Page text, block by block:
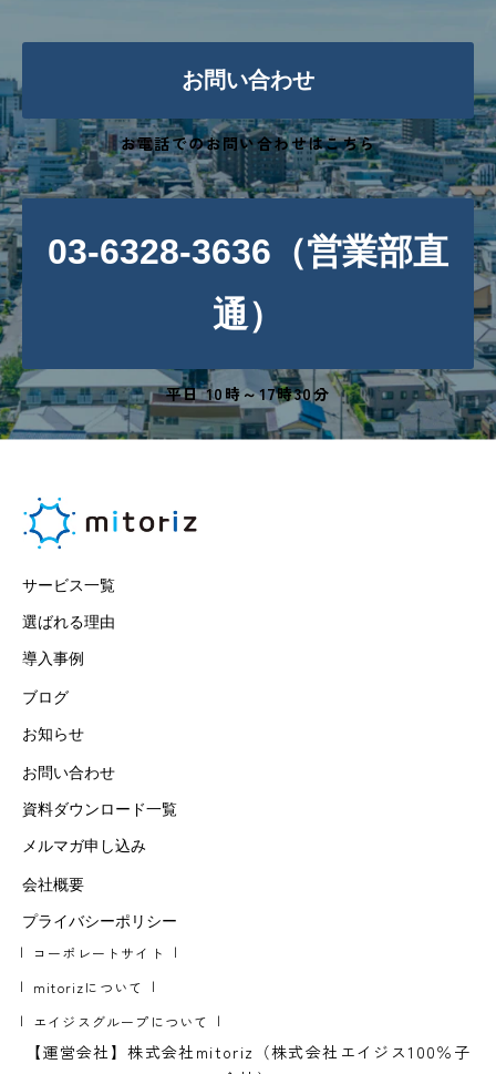
お問い合わせ
お電話でのお問い合わせはこちら
03-6328-3636（営業部直
通）
平日 10時～17時30分
サービス一覧
選ばれる理由
導入事例
ブログ
お知らせ
お問い合わせ
資料ダウンロード一覧
メルマガ申し込み
会社概要
プライバシーポリシー
コーポレートサイト
mitorizについて
エイジスグループについて
【運営会社】株式会社mitoriz（株式会社エイジス100％子